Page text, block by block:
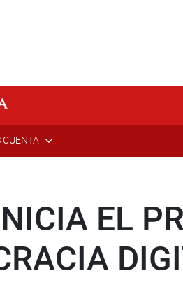
CUENTA
EL